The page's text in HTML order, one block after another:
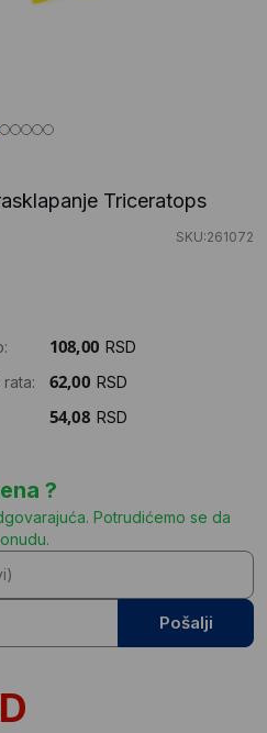
Triceratops
SKU:261072
RSD
RSD
RSD
?
Potrudićemo se da
Pošalji